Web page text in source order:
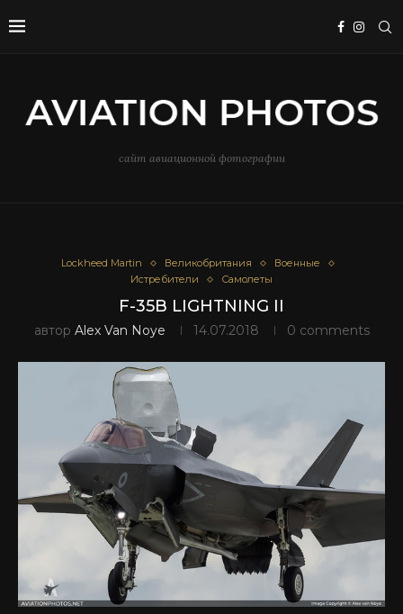
сайт авиационной фотографии
Lockheed Martin Великобритания
Военные
Истребители
Самолеты
F-35B LIGHTNING II
автор Alex Van Noye 14.07.2018 0 comments